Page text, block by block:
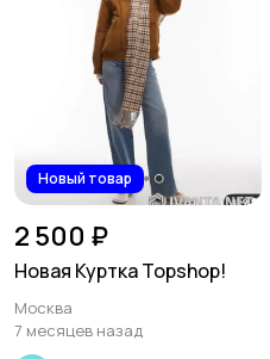
Новый товар
2 500 ₽
Новая Куртка Topshop!
Москва
7 месяцев назад